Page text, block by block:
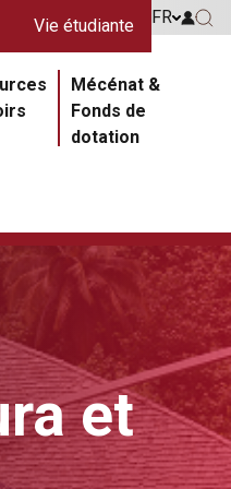
Mécénat &
Fonds de
dotation
Vie étudiante FR Go to
Go
et